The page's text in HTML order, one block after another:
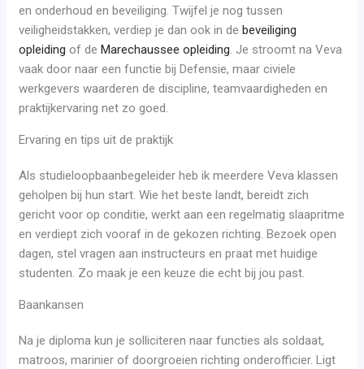
en onderhoud en beveiliging. Twijfel je nog tussen
veiligheidstakken, verdiep je dan ook in de beveiliging
opleiding of de Marechaussee opleiding. Je stroomt na Veva
vaak door naar een functie bij Defensie, maar civiele
werkgevers waarderen de discipline, teamvaardigheden en
praktijkervaring net zo goed.
Ervaring en tips uit de praktijk
Als studieloopbaanbegeleider heb ik meerdere Veva klassen
geholpen bij hun start. Wie het beste landt, bereidt zich
gericht voor op conditie, werkt aan een regelmatig slaapritme
en verdiept zich vooraf in de gekozen richting. Bezoek open
dagen, stel vragen aan instructeurs en praat met huidige
studenten. Zo maak je een keuze die echt bij jou past.
Baankansen
Na je diploma kun je solliciteren naar functies als soldaat,
matroos, marinier of doorgroeien richting onderofficier. Ligt